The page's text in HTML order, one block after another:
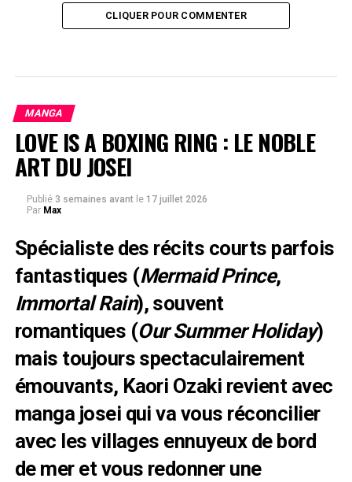
CLIQUER POUR COMMENTER
MANGA
LOVE IS A BOXING RING : LE NOBLE
ART DU JOSEI
Publié 3 semaines avant le 17 juillet 2026
Par Max
Spécialiste des récits courts parfois
fantastiques (Mermaid Prince,
Immortal Rain), souvent
romantiques (Our Summer Holiday)
mais toujours spectaculairement
émouvants, Kaori Ozaki revient avec
manga josei qui va vous réconcilier
avec les villages ennuyeux de bord
de mer et vous redonner une